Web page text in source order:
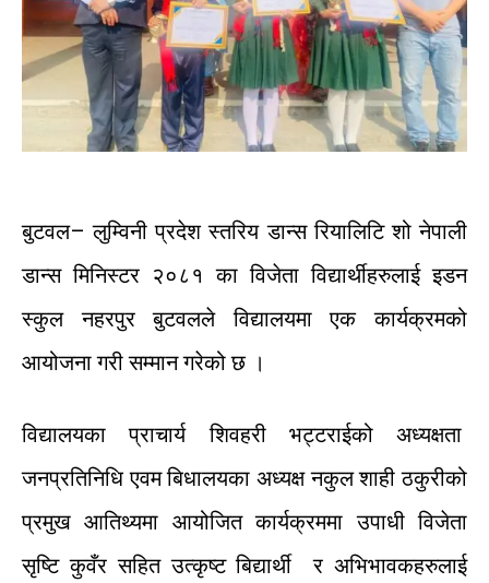
बुटवल–लुम्विनी प्रदेश स्तरिय डान्स रियालिटि शो नेपाली
डान्स मिनिस्टर २०८१ का विजेता विद्यार्थीहरुलाई इडन
स्कुल
नहरपुरबुटवलले विद्यालयमा एक
कार्यक्रमको
आयोजना गरी सम्मान गरेको छ ।
विद्यालयका प्राचार्य शिवहरी भट्टराईको
अध्यक्षता
जनप्रतिनिधि एवम बिधालयका अध्यक्ष नकुल शाही ठकुरीको
प्रमुख आतिथ्यमा आयोजित कार्यक्रममा उपाधी विजेता
सृष्टि कुवँरसहित उत्कृष्ट बिद्यार्थी र अभिभावकहरुलाई